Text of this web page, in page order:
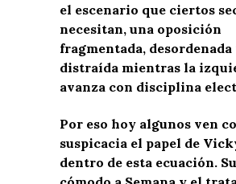
el escenario que ciertos
necesitan, una oposición
fragmentada, desordenada
distraída mientras la
avanza con disciplina
Por eso hoy algunos ven
suspicacia el papel de
dentro de esta ecuación.